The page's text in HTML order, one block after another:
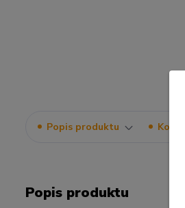
Popis produktu
Popis produktu